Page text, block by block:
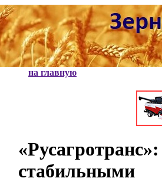
на главную
«Русагротранс»
стабильными